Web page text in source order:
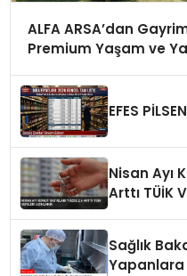
ALFA ARSA’dan
Premium Yaşam ve
EFES
Nisan Ayı
Arttı TÜİK
Sağlık
Yapanlara